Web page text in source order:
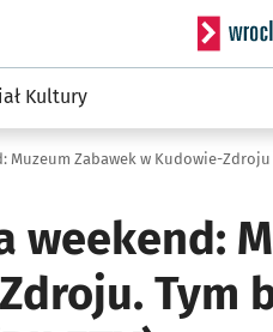
Serwis
Kultury
Muzeum Zabawek w Kudowie-Zdroju
weekend:
Tym